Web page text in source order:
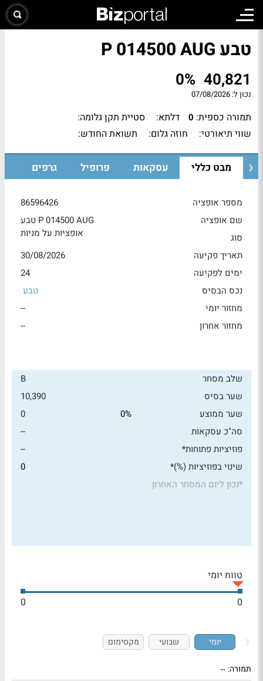
טבע P 014500 AUG
40,821
0%
נכון ל: 07/08/2026
תמורה כספית: 0 דלתא:
סטיית תקן גלומה:
שווי תיאורטי:
חוזה גלום: תשואת החודש:
מבט כללי עסקאות פרופיל גרפים
מספר אופציה
86596426
שם אופציה
טבע P 014500 AUG
סוג
אופציות על מניות
תאריך פקיעה
30/08/2026
ימים לפקיעה
24
נכס הבסיס
טבע
מחזור יומי
--
מחזור אחרון
--
שלב מסחר
B
שער בסיס
10,390
שער ממוצע
0%
0
סה"כ עסקאות
--
פוזיציות פתוחות*
--
שינוי בפוזיציות (%)*
0
*נכון ליום המסחר האחרון
טווח יומי
0
0
יומי שבועי מקסימום
תמורה: --